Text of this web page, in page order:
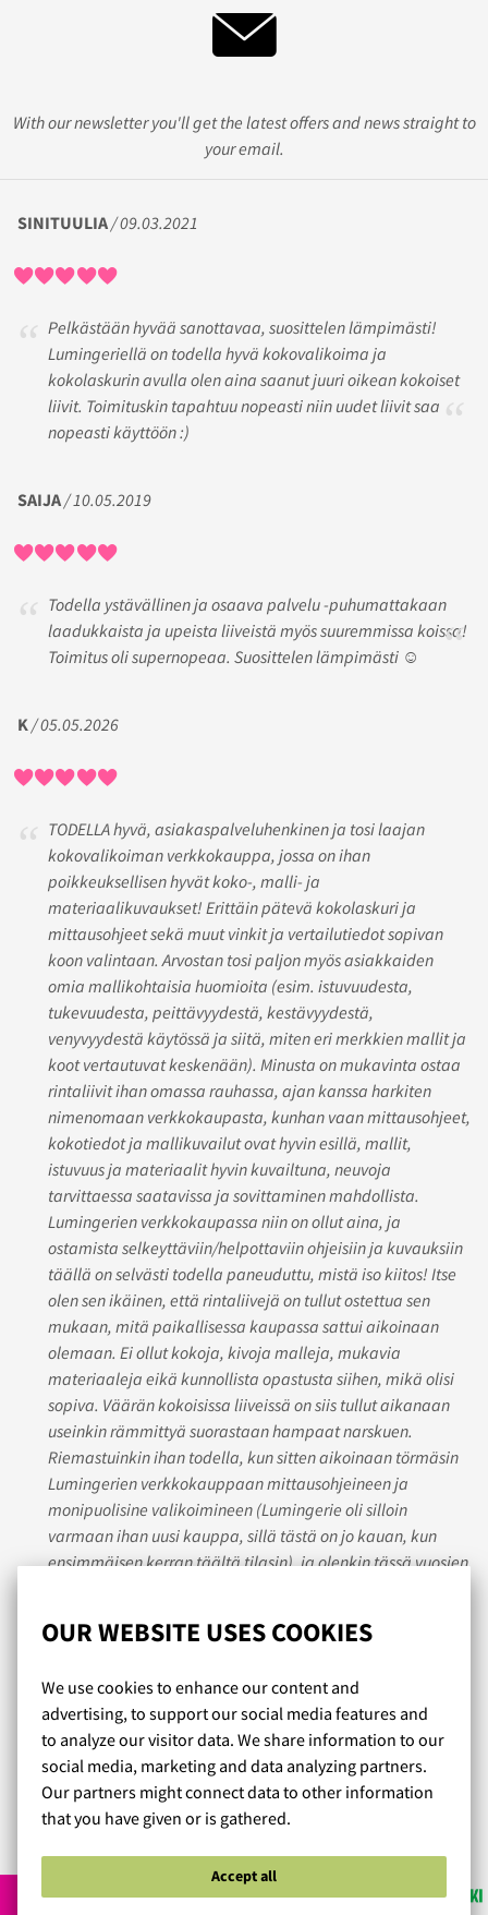
OUR WEBSITE USES COOKIES
We use cookies to enhance our content and
advertising, to support our social media features and
to analyze our visitor data. We share information to our
social media, marketing and data analyzing partners.
Our partners might connect data to other information
that you have given or is gathered.
Accept all
With our newsletter you'll get the latest offers and news straight to
your email.
SINITUULIA/ 09.03.2021
Pelkästään hyvää sanottavaa, suosittelen lämpimästi!
Lumingeriellä on todella hyvä kokovalikoima ja
kokolaskurin avulla olen aina saanut juuri oikean kokoiset
liivit. Toimituskin tapahtuu nopeasti niin uudet liivit saa
nopeasti käyttöön :)
SAIJA/ 10.05.2019
Todella ystävällinen ja osaava palvelu -puhumattakaan
laadukkaista ja upeista liiveistä myös suuremmissa koissa!
Toimitus oli supernopeaa. Suosittelen lämpimästi ☺️
K/ 05.05.2026
TODELLA hyvä, asiakaspalveluhenkinen ja tosi laajan
kokovalikoiman verkkokauppa, jossa on ihan
poikkeuksellisen hyvät koko-, malli- ja
materiaalikuvaukset! Erittäin pätevä kokolaskuri ja
mittausohjeet sekä muut vinkit ja vertailutiedot sopivan
koon valintaan. Arvostan tosi paljon myös asiakkaiden
omia mallikohtaisia huomioita (esim. istuvuudesta,
tukevuudesta, peittävyydestä, kestävyydestä,
venyvyydestä käytössä ja siitä, miten eri merkkien mallit ja
koot vertautuvat keskenään). Minusta on mukavinta ostaa
rintaliivit ihan omassa rauhassa, ajan kanssa harkiten
nimenomaan verkkokaupasta, kunhan vaan mittausohjeet,
kokotiedot ja mallikuvailut ovat hyvin esillä, mallit,
istuvuus ja materiaalit hyvin kuvailtuna, neuvoja
tarvittaessa saatavissa ja sovittaminen mahdollista.
Lumingerien verkkokaupassa niin on ollut aina, ja
ostamista selkeyttäviin/helpottaviin ohjeisiin ja kuvauksiin
täällä on selvästi todella paneuduttu, mistä iso kiitos! Itse
olen sen ikäinen, että rintaliivejä on tullut ostettua sen
mukaan, mitä paikallisessa kaupassa sattui aikoinaan
olemaan. Ei ollut kokoja, kivoja malleja, mukavia
materiaaleja eikä kunnollista opastusta siihen, mikä olisi
sopiva. Väärän kokoisissa liiveissä on siis tullut aikanaan
useinkin rämmittyä suorastaan hampaat narskuen.
Riemastuinkin ihan todella, kun sitten aikoinaan törmäsin
Lumingerien verkkokauppaan mittausohjeineen ja
monipuolisine valikoimineen (Lumingerie oli silloin
varmaan ihan uusi kauppa, sillä tästä on jo kauan, kun
ensimmäisen kerran täältä tilasin), ja olenkin tässä vuosien
kerran, ja apu on ollut aina ystävällistä ja
mallien ja kokojen välillä, on minua todella pyritty
auttamaan valinnassa painostamatta sen kummemmin
mihinkään kauppaan. Aivan huippuhyvää asiakaspalvelua
siis! Suosittelen lämpimästi!